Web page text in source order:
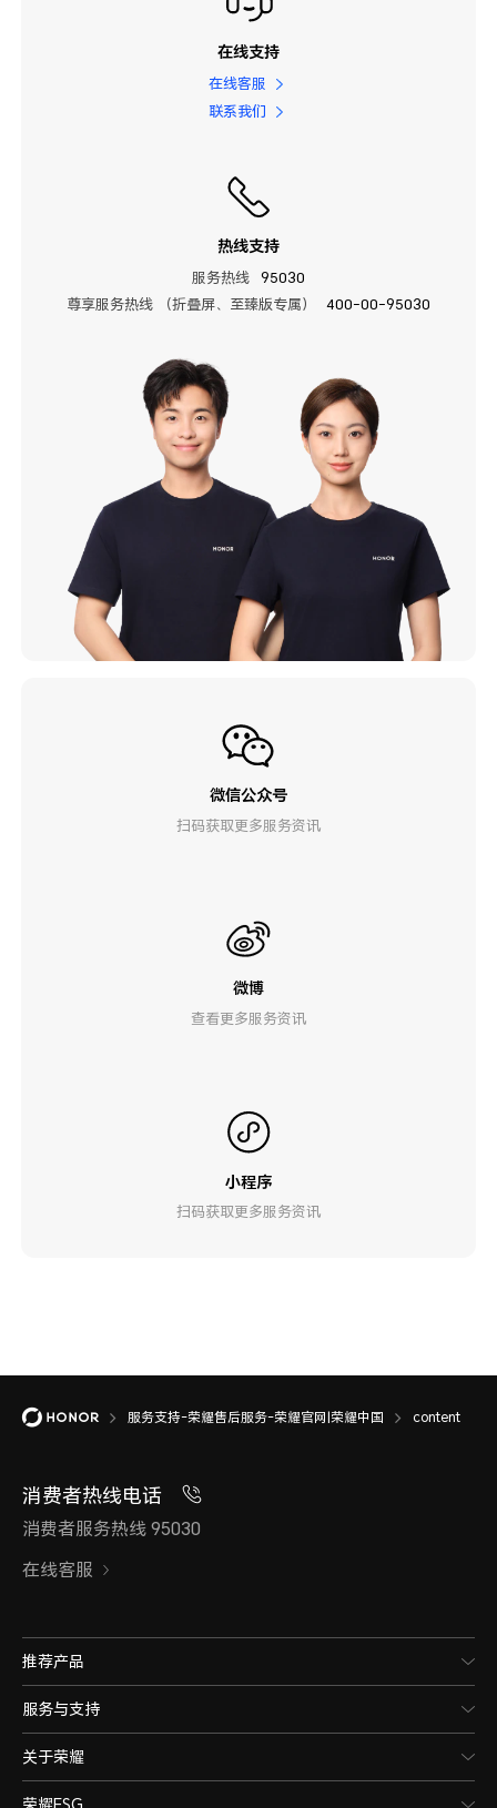
在线支持
在线客服
联系我们
热线支持
服务热线
95030
尊享服务热线 （折叠屏、至臻版专属）
400-00-95030
微信公众号
扫码获取更多服务资讯
微博
查看更多服务资讯
小程序
扫码获取更多服务资讯
服务支持-荣耀售后服务-荣耀官网|荣耀中国 content
消费者热线电话
消费者服务热线 95030
在线客服
推荐产品
服务与支持
关于荣耀
荣耀ESG